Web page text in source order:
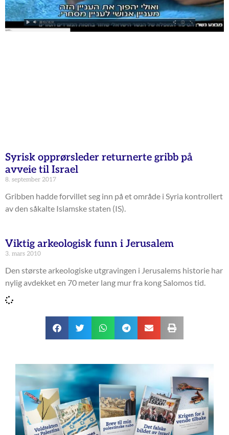
Syrisk opprørsleder returnerte gribb på
avveie til Israel
8. september 2017
Gribben hadde forvillet seg inn på et område i Syria kontrollert
av den såkalte Islamske staten (IS).
Viktig arkeologisk funn i Jerusalem
3. mars 2010
Den største arkeologiske utgravingen i Jerusalems historie har
nylig avdekket en 70 meter lang mur fra kong Salomos tid.